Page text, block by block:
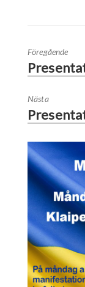
Föregående
Nästa